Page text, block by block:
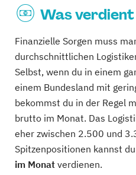
Was
Finanzielle Sorgen muss
durchschnittlichen
Selbst, wenn du in einem
einem Bundesland mit
bekommst du in der Regel
brutto im Monat. Das
eher zwischen 2.500 und
Spitzenpositionen kannst
im Monat verdienen.